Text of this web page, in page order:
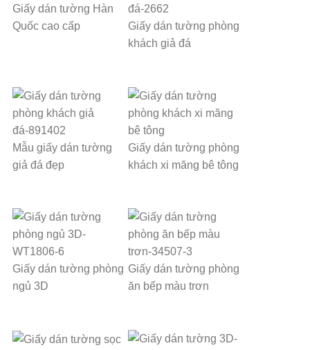
Giấy dán tường Hàn
Quốc cao cấp
Giấy dán tường phòng
khách giả đá
Mẫu giấy dán tường
giả đá đẹp
Giấy dán tường phòng
khách xi măng bê tông
Giấy dán tường phòng
ngủ 3D
Giấy dán tường phòng
ăn bếp màu trơn